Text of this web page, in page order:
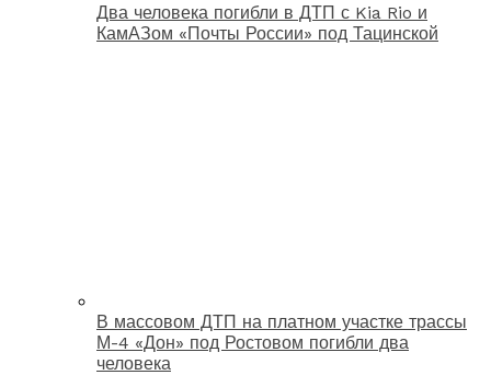
Два человека погибли в ДТП с Kia Rio и
КамАЗом «Почты России» под Тацинской
В массовом ДТП на платном участке трассы
М-4 «Дон» под Ростовом погибли два
человека